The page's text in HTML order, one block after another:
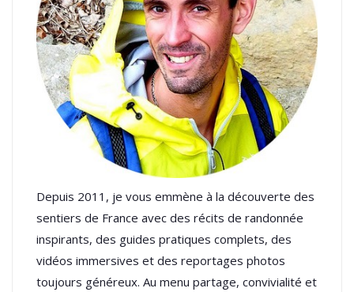
Depuis 2011, je vous emmène à la découverte des
sentiers de France avec des récits de randonnée
inspirants, des guides pratiques complets, des
vidéos immersives et des reportages photos
toujours généreux. Au menu partage, convivialité et